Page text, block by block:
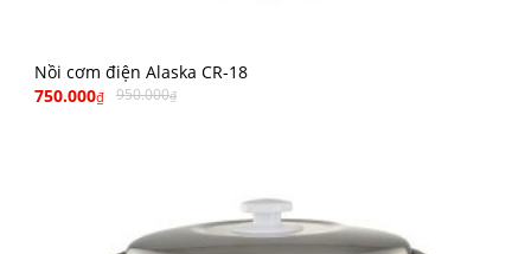
Nồi cơm điện Alaska CR-18
750.000₫ 950.000₫